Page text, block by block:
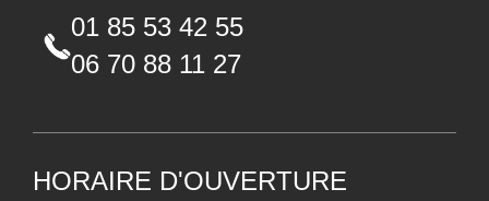
01 85 53 42 55
06 70 88 11 27
HORAIRE D'OUVERTURE